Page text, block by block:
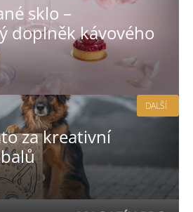
sklo –
doplněk kávového
za kreativní
DALŠÍ